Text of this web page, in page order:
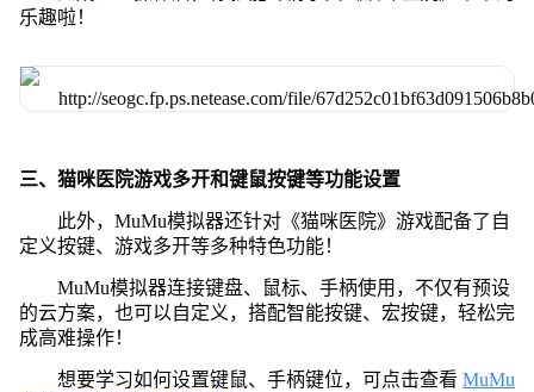
乐趣啦！
三、猫咪医院游戏多开和键鼠按键等功能设置
此外，MuMu模拟器还针对《猫咪医院》游戏配备了自
定义按键、游戏多开等多种特色功能！
MuMu模拟器连接键盘、鼠标、手柄使用，不仅有预设
的云方案，也可以自定义，搭配智能按键、宏按键，轻松完
成高难操作！
想要学习如何设置键鼠、手柄键位，可点击查看 MuMu